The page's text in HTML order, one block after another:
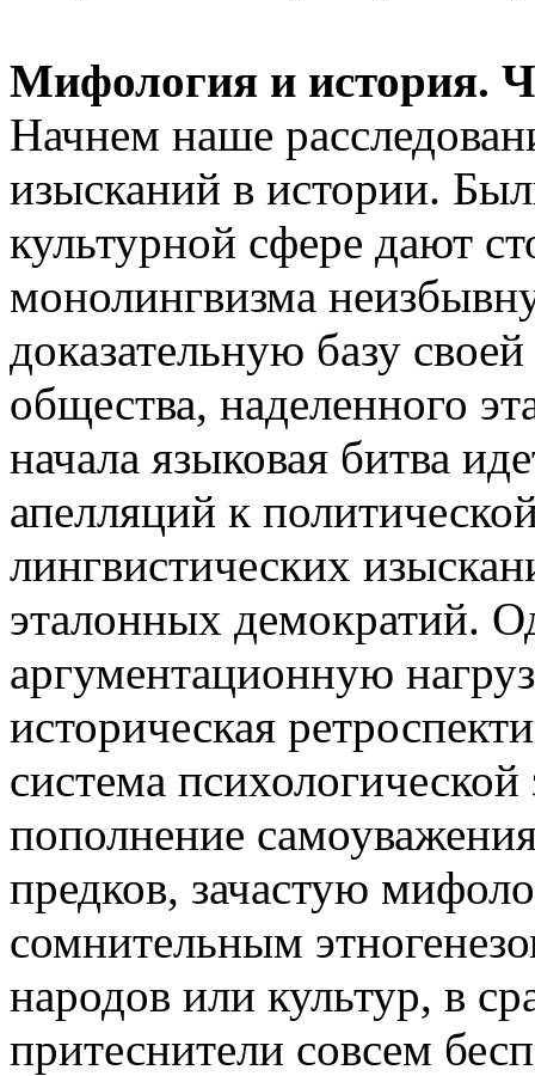
Мифология и история.
Начнем наше
изысканий в истории.
культурной сфере дают
монолингвизма
доказательную базу
общества, наделенного
начала языковая битва
апелляций к
лингвистических
эталонных демократий.
аргументационную
историческая
система
пополнение
предков, зачастую
сомнительным
народов или культур, в
притеснители совсем